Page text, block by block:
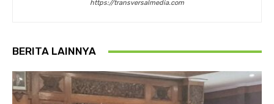
https://transversalmedia.com
BERITA LAINNYA